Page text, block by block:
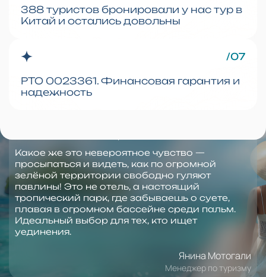
388 туристов бронировали у нас тур в
Китай и остались довольны
/07
РТО 0023361. Финансовая гарантия и
надежность
Какое же это невероятное чувство —
просыпаться и видеть, как по огромной
зелёной территории свободно гуляют
павлины! Это не отель, а настоящий
тропический парк, где забываешь о суете,
плавая в огромном бассейне среди пальм.
Идеальный выбор для тех, кто ищет
уединения.
Янина Мотогали
Менеджер по туризму